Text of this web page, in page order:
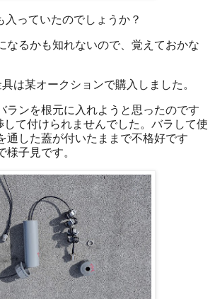
入っていたのでしょうか？
なるかも知れないので、覚えておかな
は某オークションで購入しました。
ランを根元に入れようと思ったのです
して付けられませんでした。バラして使
通した蓋が付いたままで不格好です
様子見です。